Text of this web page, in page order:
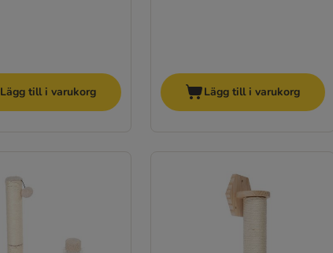
Lägg till i varukorg Lägg till i varukorg